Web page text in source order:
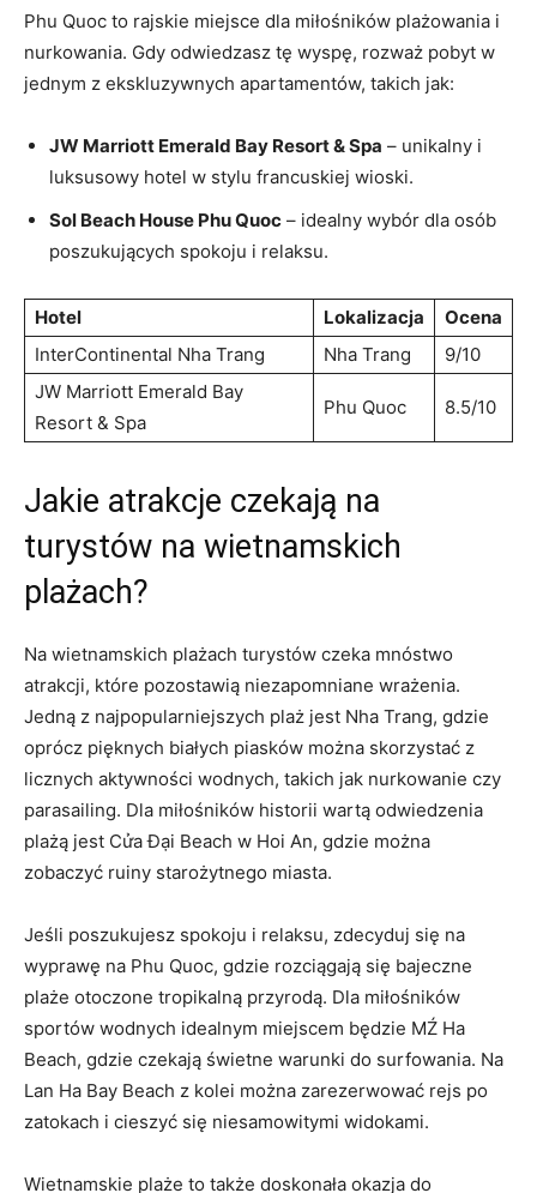
Phu Quoc to rajskie miejsce dla miłośników plażowania i
nurkowania. Gdy odwiedzasz tę wyspę, rozważ pobyt w
jednym z ekskluzywnych apartamentów, takich ⁤jak:
JW Marriott Emerald Bay Resort ‌& Spa – unikalny i ​
luksusowy hotel w stylu francuskiej wioski.
Sol ⁢Beach House Phu ⁤Quoc – idealny wybór dla osób
poszukujących spokoju i relaksu.
Hotel Lokalizacja
Ocena
InterContinental Nha Trang
Nha ‍Trang
9/10
JW Marriott Emerald Bay
Resort & Spa
Phu Quoc 8.5/10
Jakie atrakcje czekają na
turystów​ na ‍wietnamskich
plażach?
Na wietnamskich plażach ⁤turystów czeka mnóstwo
atrakcji, które⁢ pozostawią niezapomniane wrażenia.
Jedną z najpopularniejszych plaż ⁤jest Nha Trang, gdzie
oprócz pięknych białych piasków można skorzystać z
licznych aktywności wodnych, takich jak nurkowanie​ czy
parasailing. Dla miłośników historii wartą⁣ odwiedzenia ​
plażą jest Cửa⁤ Đại⁤ Beach w Hoi ‍An, gdzie można
zobaczyć ‌ruiny starożytnego miasta.
Jeśli poszukujesz spokoju i relaksu, zdecyduj​ się‍ na‍
wyprawę na Phu Quoc, gdzie rozciągają się bajeczne
plaże otoczone tropikalną przyrodą. Dla miłośników
sportów wodnych idealnym miejscem będzie MŹ Ha
Beach, gdzie‍ czekają świetne warunki do surfowania. Na
Lan Ha Bay Beach z kolei można zarezerwować rejs po
zatokach i cieszyć się ​niesamowitymi widokami.
Wietnamskie plaże to także ⁢doskonała okazja do